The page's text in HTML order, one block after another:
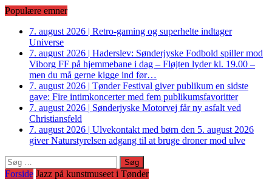
Populære emner
7. august 2026 | Retro-gaming og superhelte indtager
Universe
7. august 2026 | Haderslev: Sønderjyske Fodbold spiller mod
Viborg FF på hjemmebane i dag – Fløjten lyder kl. 19.00 –
men du må gerne kigge ind før…
7. august 2026 | Tønder Festival giver publikum en sidste
gave: Fire intimkoncerter med fem publikumsfavoritter
7. august 2026 | Sønderjyske Motorvej får ny asfalt ved
Christiansfeld
7. august 2026 | Ulvekontakt med børn den 5. august 2026
giver Naturstyrelsen adgang til at bruge droner mod ulve
Søg
efter:
Forside Jazz på kunstmuseet i Tønder